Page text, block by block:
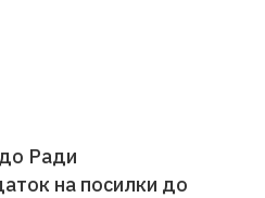
до Ради
на посилки до